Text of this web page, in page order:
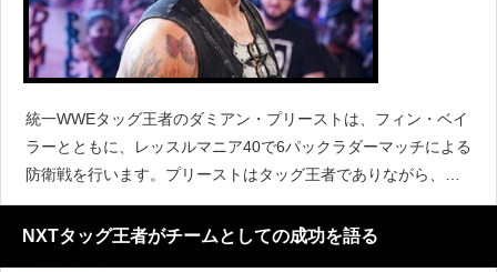
統一WWEタッグ王者のダミアン・プリーストは、フィン・ベイ
ラーとともに、レッスルマニア40で6パックラダーマッチによる
防衛戦を行います。プリーストはタッグ王者でありながら、マ
ネー・イン・ザ・バンクのラダーマッチで獲得したブリーフケ
ースをまだキャッシュインしていません。プリーストは『W
NXTタッグ王者がチームとしての成功を語る